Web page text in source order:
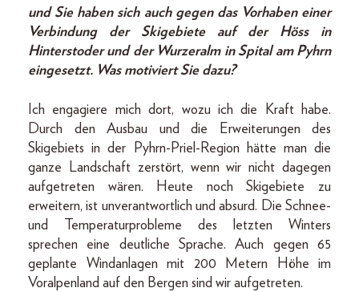
und Sie haben sich auch gegen das Vorhaben einer
Verbindung der Skigebiete auf der Höss in
Hinterstoder und der Wurzeralm in Spital am Pyhrn
eingesetzt. Was motiviert Sie dazu?
Ich engagiere mich dort, wozu ich die Kraft habe.
Durch den Ausbau und die Erweiterungen des
Skigebiets in der Pyhrn-Priel-Region hätte man die
ganze Landschaft zerstört, wenn wir nicht dagegen
aufgetreten wären. Heute noch Skigebiete zu
erweitern, ist unverantwortlich und absurd. Die Schnee-
und Temperaturprobleme des letzten Winters
sprechen eine deutliche Sprache. Auch gegen 65
geplante Windanlagen mit 200 Metern Höhe im
Voralpenland auf den Bergen sind wir aufgetreten.